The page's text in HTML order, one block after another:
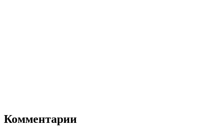
Комментарии